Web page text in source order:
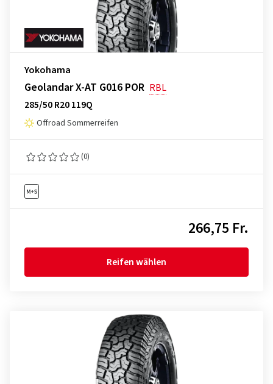
Yokohama
Geolandar X-AT G016 POR RBL
285/50 R20 119Q
Offroad Sommerreifen
(0)
266,75 Fr.
Reifen wählen